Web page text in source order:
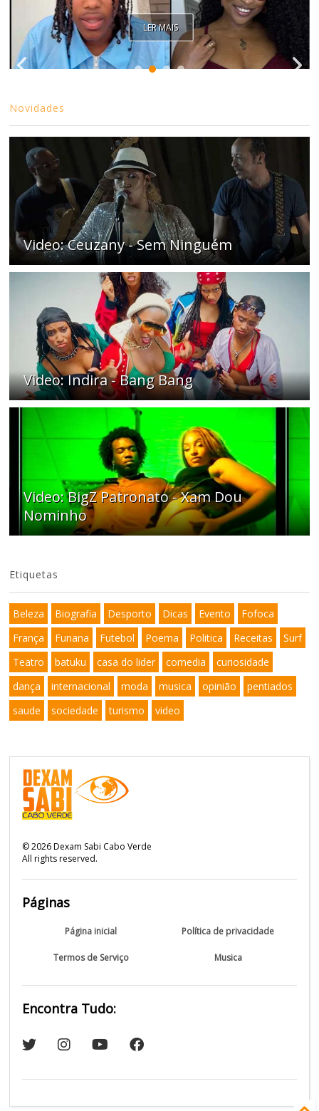
LER MAIS
Novidades
Video: Ceuzany - Sem Ninguém
Video: Indira - Bang Bang
Video: BigZ Patronato - Xam Dou
Nominho
Etiquetas
Beleza Biografia Desporto Dicas Evento
Fofoca
França
Funana Futebol Poema Politica Receitas
Surf
Teatro
batuku casa do lider comedia
curiosidade
dança
internacional moda musica opinião
pentiados
saude
sociedade turismo video
©2026Dexam Sabi Cabo Verde
All rights reserved.
Páginas
Página inicial Política de privacidade
Termos de Serviço Musica
Encontra Tudo: